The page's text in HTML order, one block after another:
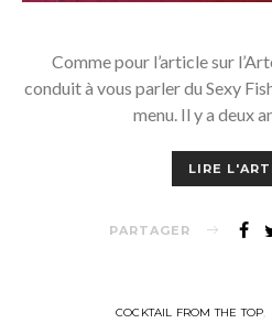
Comme pour l’article sur
conduit à vous parler du Sexy
menu. Il y a deux
LIRE
PARTAGER
COCKTAIL FROM THE TOP